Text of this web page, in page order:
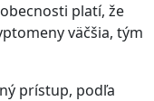
platí, že
väčšia, tým
prístup, podľa